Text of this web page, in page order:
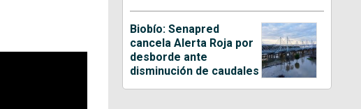
Biobío: Senapred
cancela Alerta Roja por
desborde ante
disminución de caudales